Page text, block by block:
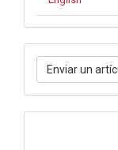
Enviar
un
artículo
Enviar un